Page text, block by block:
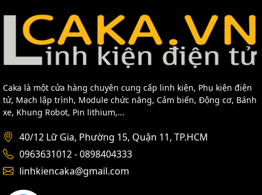
Caka là một cửa hàng chuyên cung cấp linh kiện, Phụ kiện điện
tử, Mạch lập trình, Module chức năng, Cảm biến, Động cơ, Bánh
xe, Khung Robot, Pin lithium,...
40/12 Lữ Gia, Phường 15, Quận 11, TP.HCM
0963631012 - 0898404333
linhkiencaka@gmail.com